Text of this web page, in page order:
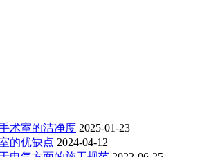
术室的洁净度 2025-01-23
的优缺点 2024-04-12